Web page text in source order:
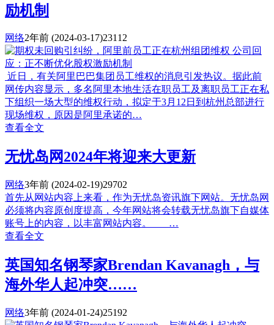
励机制
网络2年前 (2024-03-17)23112
近日，有关阿里巴巴集团员工维权的消息引发热议。据此前
网传内容显示，多名阿里本地生活在职员工及离职员工正在私
下组织一场大型的维权行动，拟定于3月12日到杭州总部进行
现场维权，原因是阿里承诺的…
查看全文
无忧岛网2024年将迎来大更新
网络3年前 (2024-02-19)29702
首先从网站内容上来看，作为无忧岛资讯旗下网站。无忧岛网
必须将内容原创度提高，今年网站将会转载无忧岛旗下自媒体
账号上的内容，以丰富网站内容。 …
查看全文
英国知名钢琴家Brendan Kavanagh，与
海外华人起冲突……
网络3年前 (2024-01-24)25192